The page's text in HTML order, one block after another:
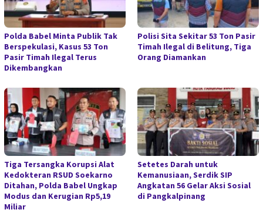
Polda Babel Minta Publik Tak
Berspekulasi, Kasus 53 Ton
Pasir Timah Ilegal Terus
Dikembangkan
Polisi Sita Sekitar 53 Ton Pasir
Timah Ilegal di Belitung, Tiga
Orang Diamankan
Tiga Tersangka Korupsi Alat
Kedokteran RSUD Soekarno
Ditahan, Polda Babel Ungkap
Modus dan Kerugian Rp5,19
Miliar
Setetes Darah untuk
Kemanusiaan, Serdik SIP
Angkatan 56 Gelar Aksi Sosial
di Pangkalpinang